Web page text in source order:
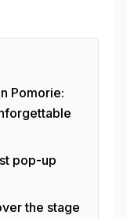
Pomorie:
pop-up
the stage